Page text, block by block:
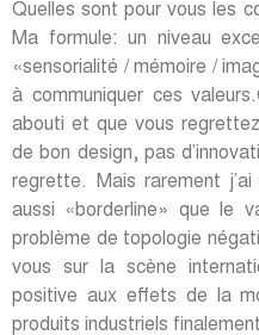
Quelles sont pour vous les
Ma formule: un niveau
«sensorialité / mémoire /
à communiquer ces
abouti et que vous
de bon design, pas
regrette. Mais rarement
aussi «borderline» que le
problème de topologie
vous sur la scène
positive aux effets de la
produits industriels